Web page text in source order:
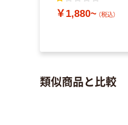
￥1,880~ （税込）
類似商品と比較